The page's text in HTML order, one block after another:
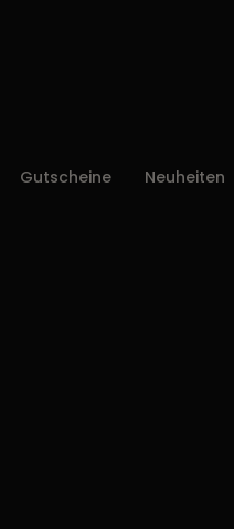
Gutscheine Neuheiten